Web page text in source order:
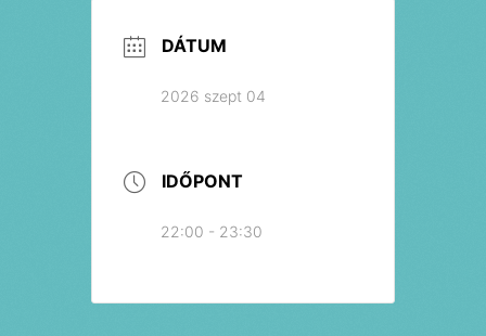
DÁTUM
2026 szept 04
IDŐPONT
22:00 - 23:30